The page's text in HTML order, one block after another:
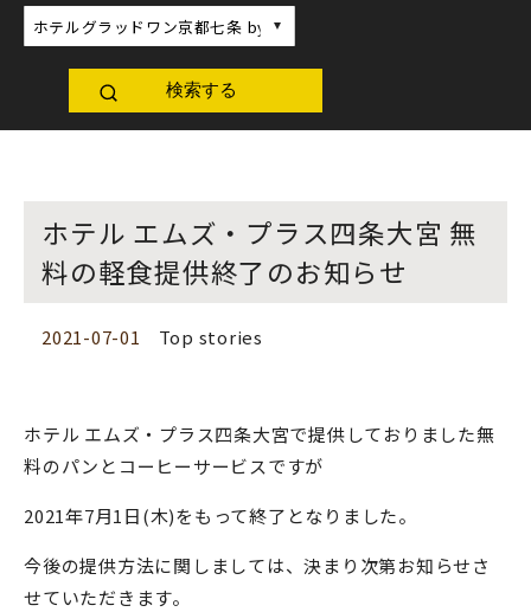
検索する
ホテル エムズ・プラス四条大宮 無
料の軽食提供終了のお知らせ
2021-07-01 Top stories
ホテル エムズ・プラス四条大宮で提供しておりました無
料のパンとコーヒーサービスですが
2021年7月1日(木)をもって終了となりました。
今後の提供方法に関しましては、決まり次第お知らせさ
せていただきます。